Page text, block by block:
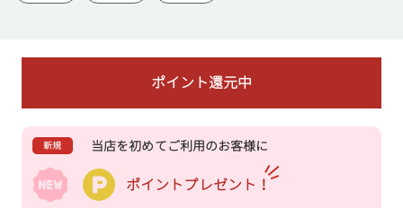
ポイント還元中
新規 当店を初めてご利用のお客様に
ポイントプレゼント！